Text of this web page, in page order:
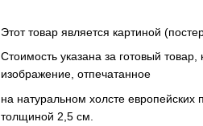
Этот товар является картиной
Стоимость указана за готовый
изображение, отпечатанное
на натуральном холсте
толщиной 2,5 см.